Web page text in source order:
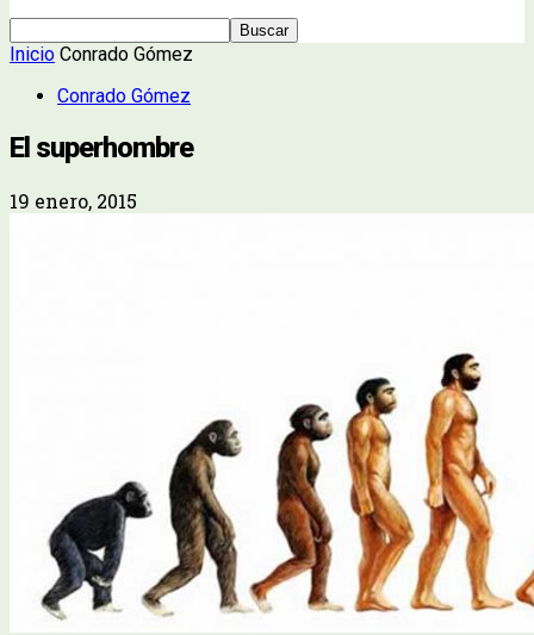
Inicio Conrado Gómez
Conrado Gómez
El superhombre
19 enero, 2015